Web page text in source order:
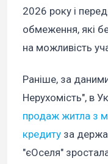
2026 року і
обмеження, які
на можливість
Раніше, за
Нерухомість", в
продаж житла з
кредиту за
"єОселя"